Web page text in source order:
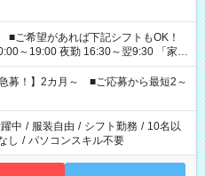
19:00 夜勤 16:30～翌9:30 「家族
裕を持って夕飯の準備がしたい」
い」 など、ご希望を教えてください
時間。 合計で週40時間を超える場
急募！】2カ月～ ■ご応募から最短2～
中 / 服装自由 / シフト勤務 / 10名以
し / パソコンスキル不要